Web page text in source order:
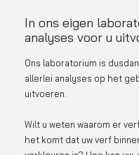
In ons eigen
analyses voor u
Ons laboratorium is
allerlei analyses op het
uitvoeren.
Wilt u weten waarom er
het komt dat uw verf